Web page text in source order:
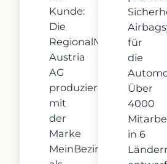
Kunde:
Die
RegionalMedien
Austria
AG
produziert
mit
der
Marke
MeinBezirk
für
die
Über
4000
in 6